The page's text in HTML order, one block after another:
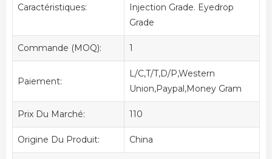
Caractéristiques:
Injection Grade. Eyedrop
Grade
Commande (MOQ): 1
Paiement:
L/C,T/T,D/P,Western
Union,Paypal,Money Gram
Prix Du Marché: 110
Origine Du Produit: China